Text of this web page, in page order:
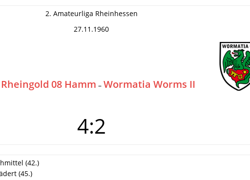
2. Amateurliga Rheinhessen
27.11.1960
Rheingold 08 Hamm – Wormatia Worms II
4:2
(42.)
(45.)